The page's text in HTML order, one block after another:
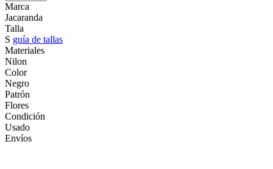
Marca
Jacaranda
Talla
S guía de tallas
Materiales
Nilon
Color
Negro
Patrón
Flores
Condición
Usado
Envíos